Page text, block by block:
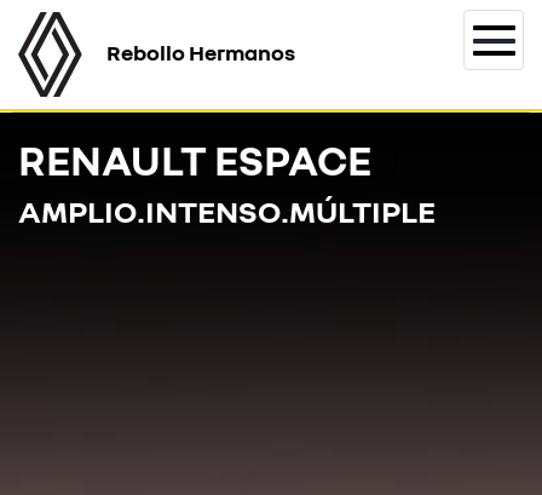
Rebollo Hermanos
RENAULT ESPACE
AMPLIO.INTENSO.MÚLTIPLE